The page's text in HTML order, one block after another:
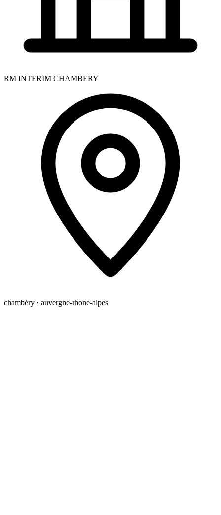
RM INTERIM CHAMBERY
chambéry · auvergne-rhone-alpes